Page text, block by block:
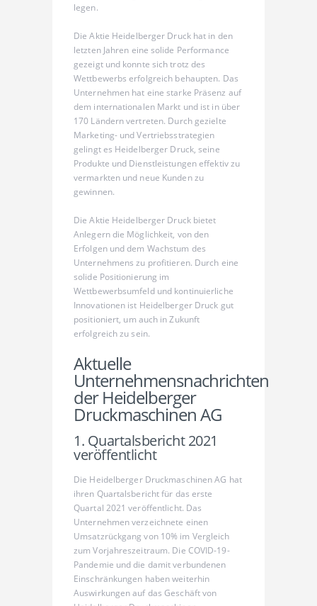
legen.
Die Aktie Heidelberger Druck hat in den
letzten Jahren eine solide Performance
gezeigt und konnte sich trotz des
Wettbewerbs erfolgreich behaupten. Das
Unternehmen hat eine starke Präsenz auf
dem internationalen Markt und ist in über
170 Ländern vertreten. Durch gezielte
Marketing- und Vertriebsstrategien
gelingt es Heidelberger Druck, seine
Produkte und Dienstleistungen effektiv zu
vermarkten und neue Kunden zu
gewinnen.
Die Aktie Heidelberger Druck bietet
Anlegern die Möglichkeit, von den
Erfolgen und dem Wachstum des
Unternehmens zu profitieren. Durch eine
solide Positionierung im
Wettbewerbsumfeld und kontinuierliche
Innovationen ist Heidelberger Druck gut
positioniert, um auch in Zukunft
erfolgreich zu sein.
Aktuelle
Unternehmensnachrichten
der Heidelberger
Druckmaschinen AG
1. Quartalsbericht 2021
veröffentlicht
Die Heidelberger Druckmaschinen AG hat
ihren Quartalsbericht für das erste
Quartal 2021 veröffentlicht. Das
Unternehmen verzeichnete einen
Umsatzrückgang von 10% im Vergleich
zum Vorjahreszeitraum. Die COVID-19-
Pandemie und die damit verbundenen
Einschränkungen haben weiterhin
Auswirkungen auf das Geschäft von